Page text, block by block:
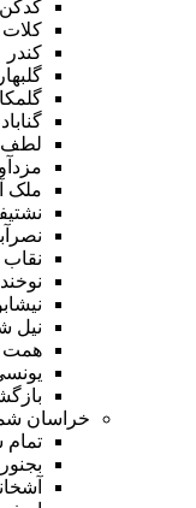
کدکن
کلات
کندر
گلبهار
گناباد
لطف
ملک
نقاب
نیل
همت
خراسان
تمام